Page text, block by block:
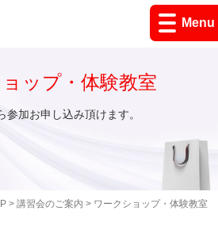
Menu
> 講習会のご案内 > ワークショップ・体験教室
ップ・体験教室
参加お申し込み頂けます。